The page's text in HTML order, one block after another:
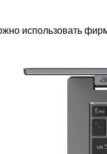
использовать